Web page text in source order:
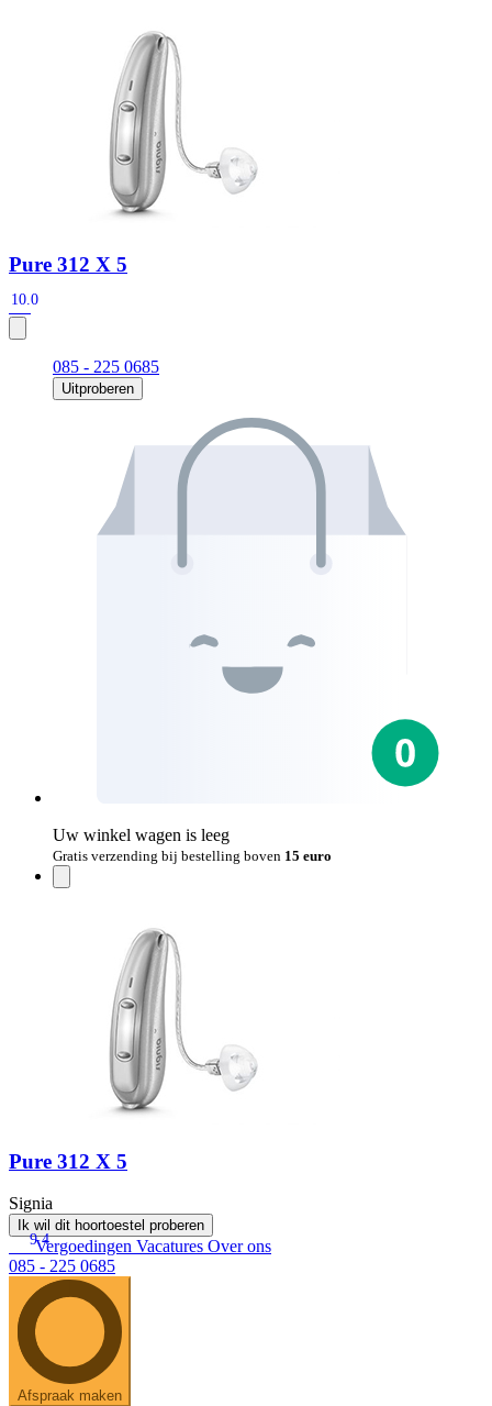
Signia hoortoestellen Signia Pure BCT IX
Audio Service R LI 7
HoortoestelbatterijenWidex filters
Onderhoudsartikelen
Signia Active Mini IX - Oplaadbaar
Pure 312 X 5
10.0
085 - 225 0685
Uitproberen
Uw winkel wagen is leeg
Gratis verzending bij bestelling boven 15 euro
Pure 312 X 5
Signia
Ik wil dit hoortoestel proberen
9.4
Vergoedingen Vacatures Over ons
085 - 225 0685
Afspraak maken